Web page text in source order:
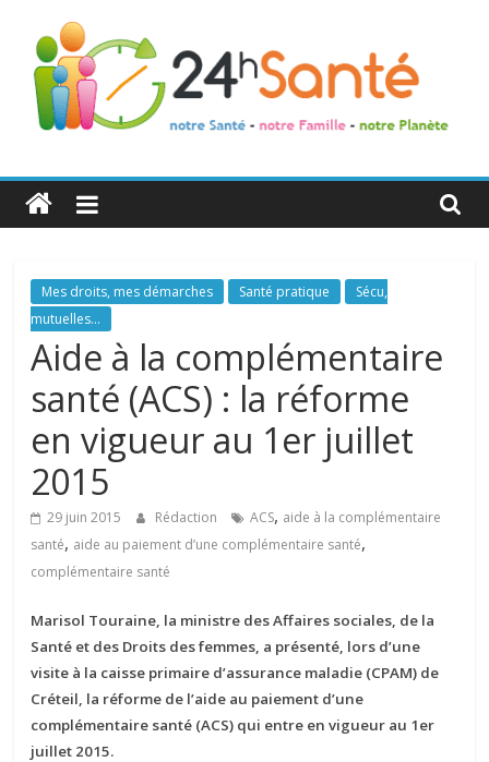
24h
Santé
La
santé
de
toute
famille
Mes droits, mes démarches Santé pratique
Sécu,
mutuelles...
Aide à la complémentaire
santé (ACS) : la réforme
en vigueur au 1er juillet
2015
29 juin 2015 Rédaction ACS, aide à la complémentaire
santé, aide au paiement d’une complémentaire santé,
complémentaire santé
Marisol Touraine, la ministre des Affaires sociales, de la
Santé et des Droits des femmes, a présenté, lors d’une
visite à la caisse primaire d’assurance maladie (CPAM) de
Créteil, la réforme de l’aide au paiement d’une
complémentaire santé (ACS) qui entre en vigueur au 1er
juillet 2015.